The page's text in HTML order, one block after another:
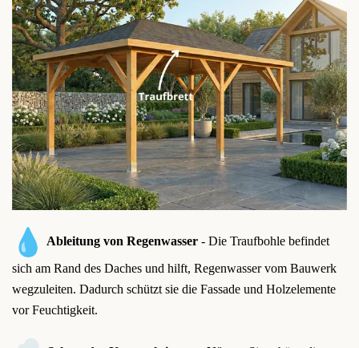
Ableitung von Regenwasser - Die Traufbohle befindet
sich am Rand des Daches und hilft, Regenwasser vom Bauwerk
wegzuleiten. Dadurch schützt sie die Fassade und Holzelemente
vor Feuchtigkeit.